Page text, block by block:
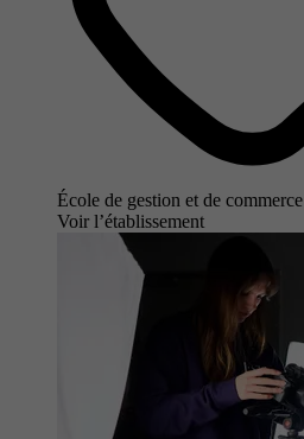
École de gestion et de commerce
Voir l’établissement